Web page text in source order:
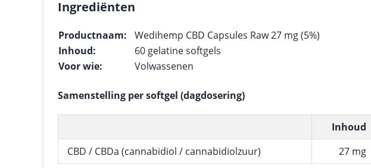
Ingrediënten
Productnaam:
Wedihemp CBD Capsules Raw 27 mg (5%)
Inhoud:
60 gelatine softgels
Voor wie:
Volwassenen
Samenstelling per softgel (dagdosering)
Inhoud
CBD / CBDa (cannabidiol / cannabidiolzuur)
27 mg